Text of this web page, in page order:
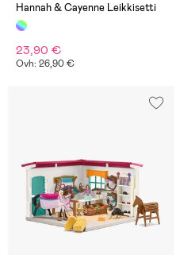
Hannah & Cayenne Leikkisetti
23,90 €
Ovh: 26,90 €